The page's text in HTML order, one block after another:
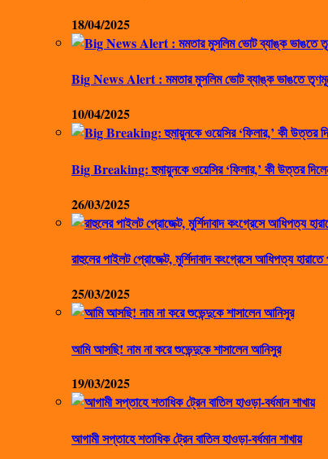
18/04/2025
Big News Alert : মমতার মুসলিম ভোট ব্যাঙ্ক ভাঙতে
10/04/2025
Big Breaking: হুমায়ুনকে ওয়েসির ‘ফিলার,’ কী উত্তর
26/03/2025
রাহুলের পাইলট প্রোজেক্ট, মুর্শিদাবাদ কংগ্রেসে আধিপত্য
25/03/2025
আমি আসছি! নাম না করে শুভেন্দুকে শাসালেন আনিসুর
19/03/2025
আগামী সপ্তাহে শতাধিক ট্রেন বাতিল হাওড়া-বর্ধমান শাখায়